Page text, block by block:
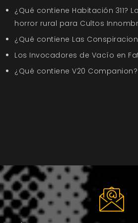
¿Qué contiene Habitación 311?
horror rural para Cultos
¿Qué contiene Las
Los Invocadores de Vacío en
¿Qué contiene V20 Companion?